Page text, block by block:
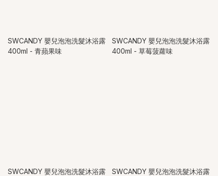
SWCANDY 嬰兒泡泡洗髮沐浴露
400ml - 青蘋果味
SWCANDY 嬰兒泡泡洗髮沐浴露
400ml - 草莓菠蘿味
SWCANDY 嬰兒泡泡洗髮沐浴露
SWCANDY 嬰兒泡泡洗髮沐浴露